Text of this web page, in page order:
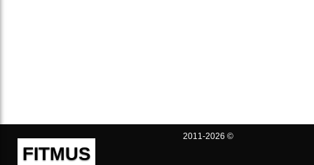
FITMUS
2011-2026 ©